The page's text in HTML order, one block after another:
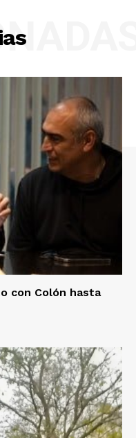
con Colón hasta